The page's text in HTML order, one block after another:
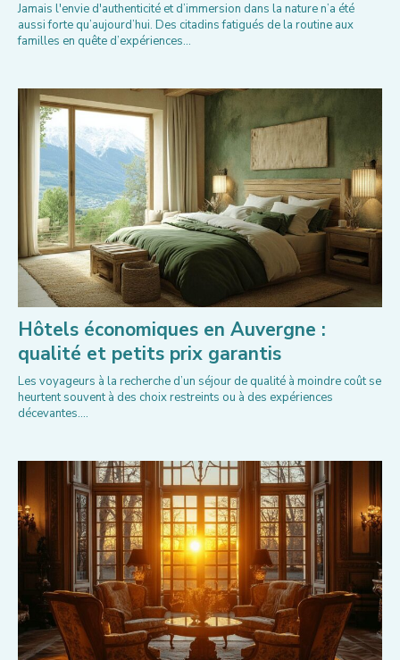
Jamais l'envie d'authenticité et d’immersion dans la nature n’a été
aussi forte qu’aujourd’hui. Des citadins fatigués de la routine aux
familles en quête d’expériences...
Hôtels économiques en Auvergne :
qualité et petits prix garantis
Les voyageurs à la recherche d’un séjour de qualité à moindre coût se
heurtent souvent à des choix restreints ou à des expériences
décevantes....